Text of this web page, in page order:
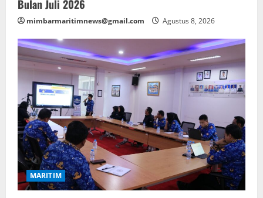
Bulan Juli 2026
mimbarmaritimnews@gmail.com Agustus 8, 2026
MARITIM